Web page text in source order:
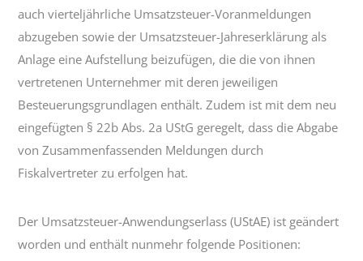
auch vierteljährliche Umsatzsteuer-Voranmeldungen
abzugeben sowie der Umsatzsteuer-Jahreserklärung als
Anlage eine Aufstellung beizufügen, die die von ihnen
vertretenen Unternehmer mit deren jeweiligen
Besteuerungsgrundlagen enthält. Zudem ist mit dem neu
eingefügten § 22b Abs. 2a UStG geregelt, dass die Abgabe
von Zusammenfassenden Meldungen durch
Fiskalvertreter zu erfolgen hat.
Der Umsatzsteuer-Anwendungserlass (UStAE) ist geändert
worden und enthält nunmehr folgende Positionen: